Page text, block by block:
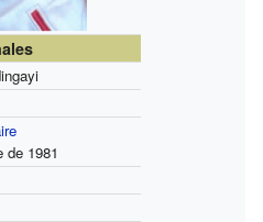
de 1981